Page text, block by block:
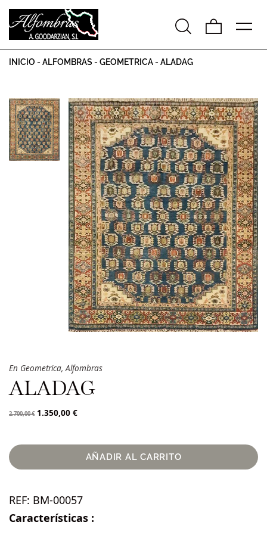
INICIO - ALFOMBRAS - GEOMETRICA- ALADAG
En Geometrica,Alfombras
ALADAG
2.700,00€ 1.350,00 €
AÑADIR AL CARRITO
REF: BM-00057
Características :